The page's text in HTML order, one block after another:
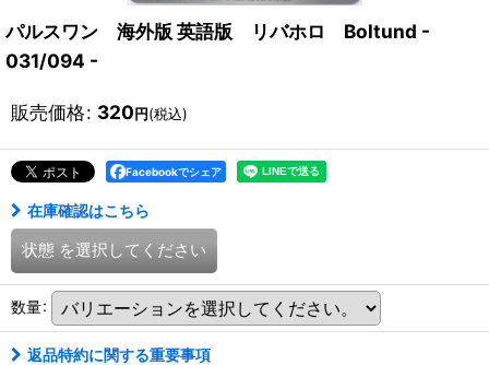
パルスワン 海外版 英語版 リバホロ Boltund -
031/094 -
販売価格: 320円(税込)
Facebookでシェア
在庫確認はこちら
状態 を選択してください
数量:
返品特約に関する重要事項